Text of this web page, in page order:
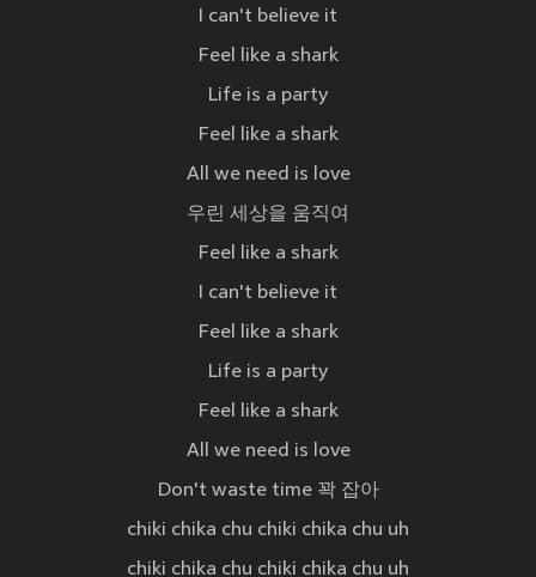
I can't believe it
Feel like a shark
Life is a party
Feel like a shark
All we need is love
우린 세상을 움직여
Feel like a shark
I can't believe it
Feel like a shark
Life is a party
Feel like a shark
All we need is love
Don't waste time 꽉 잡아
chiki chika chu chiki chika chu uh
chiki chika chu chiki chika chu uh